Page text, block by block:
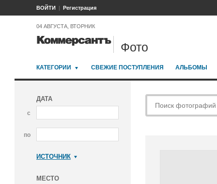
ВОЙТИ Регистрация
04 АВГУСТА, ВТОРНИК
Фото
КАТЕГОРИИ СВЕЖИЕ ПОСТУПЛЕНИЯ АЛЬБОМЫ
ДАТА
с
по
ИСТОЧНИК
МЕСТО